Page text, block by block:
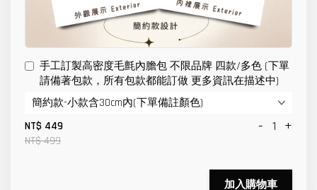
手工訂製高密度毛氈內膽包 不限品牌 四款/多色 (下單
請備著包款，所有包款都能訂做 更多資訊在描述中)
NT$ 449
NT$ 499
- +
加入購物車